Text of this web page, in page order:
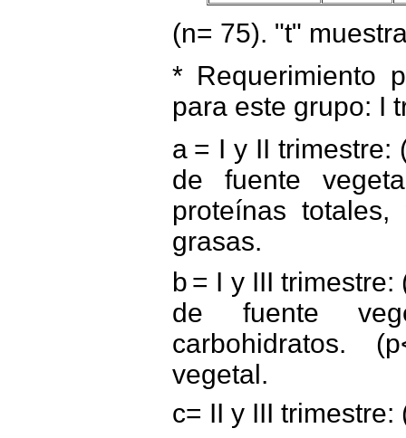
(n= 75). "t"
* Requerimiento
para este grupo: I
a = I y II trimestre:
de fuente
proteínas
grasas.
b = I y III
de fuente
carbohidratos.
vegetal.
c= II y III